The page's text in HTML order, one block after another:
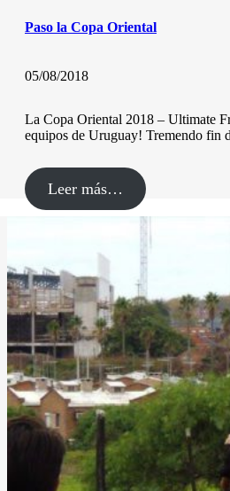
Paso la Copa Oriental
05/08/2018
La Copa Oriental 2018 – Ultimate
equipos de Uruguay! Tremendo fin
Leer más…